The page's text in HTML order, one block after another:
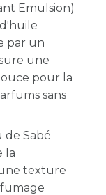
Emulsion)
par un
une
pour la
sans
Sabé
la
texture